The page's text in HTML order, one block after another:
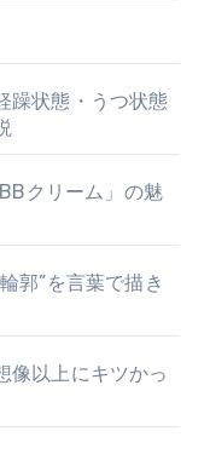
躁状態・うつ状態
クリーム」の魅
郭”を言葉で描き
像以上にキツかっ